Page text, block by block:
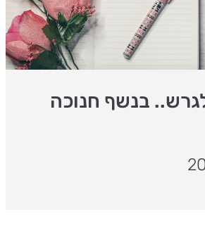
בנשף חנוכה